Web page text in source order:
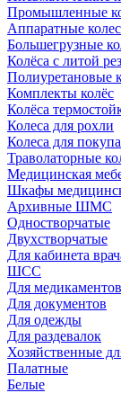
Промышленные
Аппаратные
Большегрузные
Колёса с литой
Полиуретановые
Комплекты колёс
Колёса
Колеса для рохли
Колеса для
Траволаторные
Медицинская
Шкафы
Архивные ШМС
Одностворчатые
Двухстворчатые
Для кабинета
ШСС
Для медикаментов
Для документов
Для одежды
Для раздевалок
Хозяйственные
Палатные
Белые